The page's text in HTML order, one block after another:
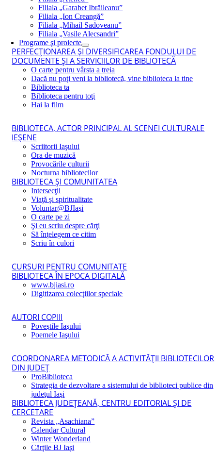
Filiala „Garabet Ibrăileanu”
Filiala „Ion Creangă”
Filiala „Mihail Sadoveanu”
Filiala „Vasile Alecsandri”
Programe şi proiecte
PERFECŢIONAREA ŞI DIVERSIFICAREA FONDULUI DE
DOCUMENTE ŞI A SERVICIILOR DE BIBLIOTECĂ
O carte pentru vârsta a treia
Dacă nu poţi veni la bibliotecă, vine biblioteca la tine
Biblioteca ta
Biblioteca pentru toţi
Hai la film
BIBLIOTECA, ACTOR PRINCIPAL AL SCENEI CULTURALE
IEŞENE
Scriitorii Iaşului
Ora de muzică
Provocările culturii
Nocturna bibliotecilor
BIBLIOTECA ŞI COMUNITATEA
Intersecţii
Viaţă şi spiritualitate
Voluntar@BJIaşi
O carte pe zi
Şi eu scriu despre cărţi
Să înţelegem ce citim
Scriu în culori
CURSURI PENTRU COMUNITATE
BIBLIOTECA ÎN EPOCA DIGITALĂ
www.bjiasi.ro
Digitizarea colecţiilor speciale
AUTORI COPIII
Poveştile Iaşului
Poemele Iaşului
COORDONAREA METODICĂ A ACTIVITĂŢII BIBLIOTECILOR
DIN JUDEŢ
ProBiblioteca
Strategia de dezvoltare a sistemului de biblioteci publice din
judeţul Iaşi
BIBLIOTECA JUDEŢEANĂ, CENTRU EDITORIAL ŞI DE
CERCETARE
Revista „Asachiana”
Calendar Cultural
Winter Wonderland
Cărţile BJ Iaşi